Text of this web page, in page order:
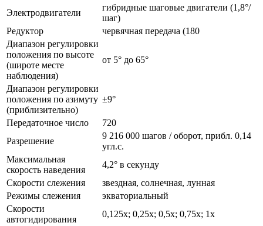
Электродвигатели
гибридные шаговые двигатели (1,8°/
шаг)
Редуктор
червячная передача (180
Диапазон регулировки
положения по высоте
(широте месте
наблюдения)
от 5° до 65°
Диапазон регулировки
положения по азимуту
(приблизительно)
±9°
Передаточное число
720
Разрешение
9 216 000 шагов / оборот, прибл. 0,14
угл.с.
Максимальная
скорость наведения
4,2° в секунду
Скорости слежения
звездная, солнечная, лунная
Режимы слежения
экваториальный
Скорости
автогидирования
0,125x; 0,25x; 0,5x; 0,75x; 1x